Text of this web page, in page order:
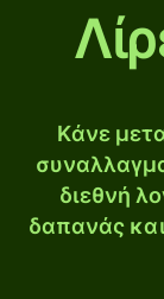
Κάνε
διεθνή
δαπανάς